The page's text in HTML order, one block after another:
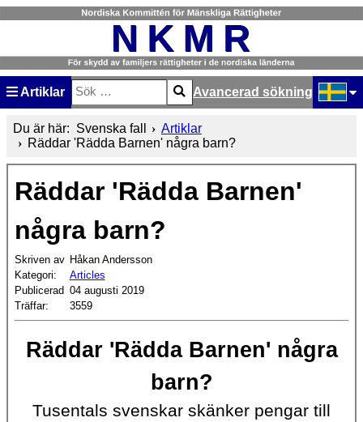
Artiklar
Sök
Type 2 or more characters for results.
Avancerad sökning
Du är här: Svenska fall
Artiklar
Räddar 'Rädda Barnen' några barn?
Räddar 'Rädda Barnen'
några barn?
Skriven av Håkan Andersson
Kategori:
Articles
Publicerad 04 augusti 2019
Träffar:
3559
Räddar 'Rädda Barnen' några
barn?
Tusentals svenskar skänker pengar till